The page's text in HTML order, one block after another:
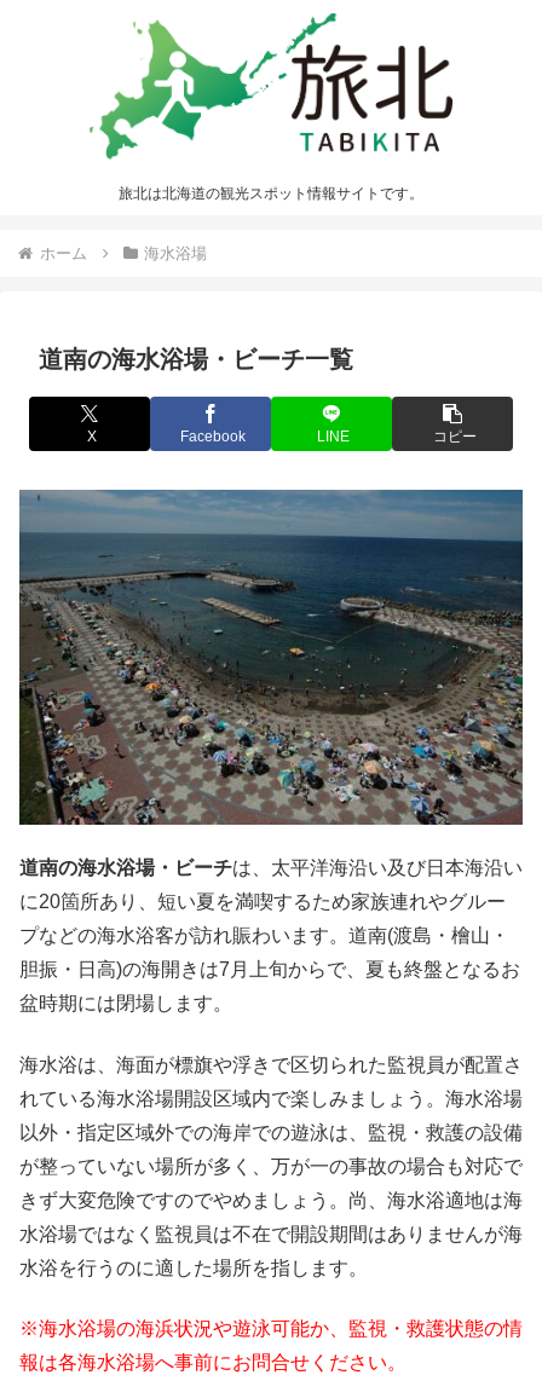
旅北は北海道の観光スポット情報サイトです。
ホーム 海水浴場
道南の海水浴場・ビーチ一覧
X Facebook LINE コピー
道南の海水浴場・ビーチは、太平洋海沿い及び日本海沿い
に20箇所あり、短い夏を満喫するため家族連れやグルー
プなどの海水浴客が訪れ賑わいます。道南(渡島・檜山・
胆振・日高)の海開きは7月上旬からで、夏も終盤となるお
盆時期には閉場します。
海水浴は、海面が標旗や浮きで区切られた監視員が配置さ
れている海水浴場開設区域内で楽しみましょう。海水浴場
以外・指定区域外での海岸での遊泳は、監視・救護の設備
が整っていない場所が多く、万が一の事故の場合も対応で
きず大変危険ですのでやめましょう。尚、海水浴適地は海
水浴場ではなく監視員は不在で開設期間はありませんが海
水浴を行うのに適した場所を指します。
※海水浴場の海浜状況や遊泳可能か、監視・救護状態の情
報は各海水浴場へ事前にお問合せください。